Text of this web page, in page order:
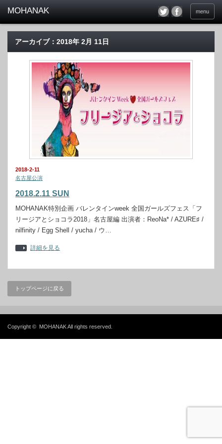
menu
アーカイブ：2018年 2月 11日
2018-2-11
名古屋公演
2018.2.11 SUN
MOHANAK特別企画 バレンタインweek 全国ガールズフェス「フ
リージアとショコラ2018」名古屋編 出演者：ReoNa* / AZURE♯ /
nilfinity / Egg Shell / yucha / ウ…
詳細を見る
トップページに戻る
Copyright © MOHANAKAll rights reserved.